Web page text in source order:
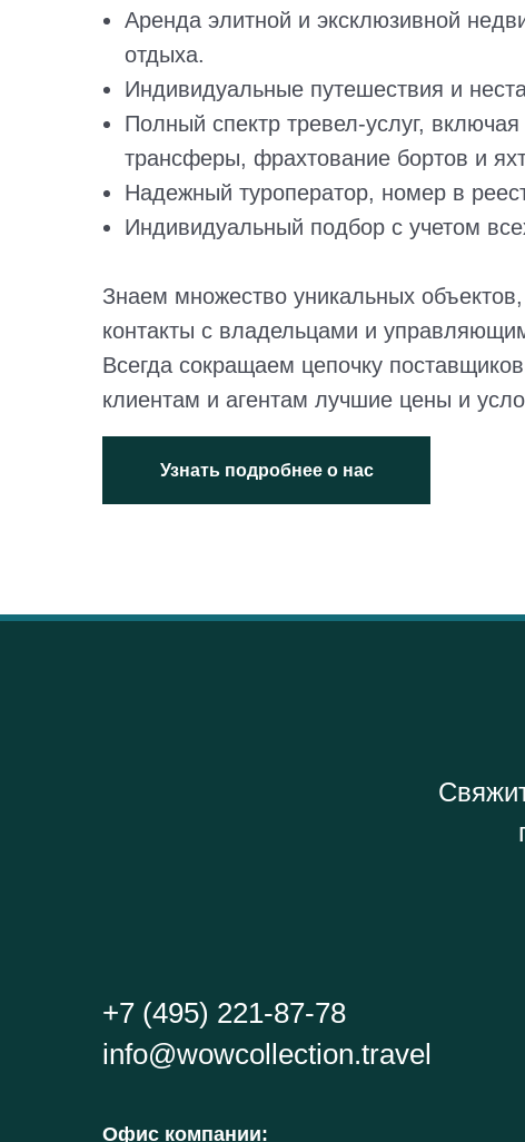
Аренда элитной и эксклюзивной
отдыха.
Индивидуальные путешествия и
Полный спектр тревел-услуг,
трансферы, фрахтование бортов и
Надежный туроператор, номер в
Индивидуальный подбор с учетом
Знаем множество уникальных
контакты с владельцами и
Всегда сокращаем цепочку
клиентам и агентам лучшие цены и
Узнать подробнее о нас
+7 (495) 221-87-78
info@wowcollection.travel
Офис компании: